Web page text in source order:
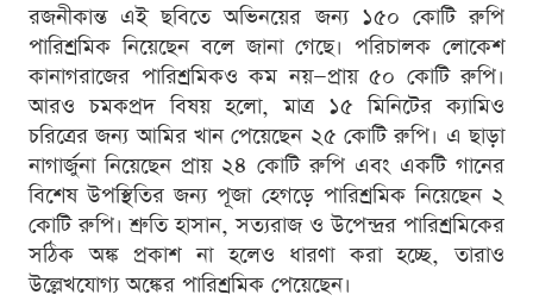
রজনীকান্ত এই ছবিতে অভিনয়ের জন্য ১৫০ কোটি রুপি
পারিশ্রমিক নিয়েছেন বলে জানা গেছে। পরিচালক লোকেশ
কানাগরাজের পারিশ্রমিকও কম নয়—প্রায় ৫০ কোটি রুপি।
আরও চমকপ্রদ বিষয় হলো, মাত্র ১৫ মিনিটের ক্যামিও
চরিত্রের জন্য আমির খান পেয়েছেন ২৫ কোটি রুপি। এ ছাড়া
নাগার্জুনা নিয়েছেন প্রায় ২৪ কোটি রুপি এবং একটি গানের
বিশেষ উপস্থিতির জন্য পূজা হেগড়ে পারিশ্রমিক নিয়েছেন ২
কোটি রুপি। শ্রুতি হাসান, সত্যরাজ ও উপেন্দ্রর পারিশ্রমিকের
সঠিক অঙ্ক প্রকাশ না হলেও ধারণা করা হচ্ছে, তারাও
উল্লেখযোগ্য অঙ্কের পারিশ্রমিক পেয়েছেন।